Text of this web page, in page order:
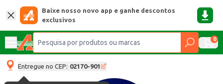
Baixe nosso novo app e ganhe descontos
exclusivos
0
Entregue no CEP: 02170-901